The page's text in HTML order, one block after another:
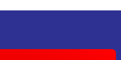
olmalı.